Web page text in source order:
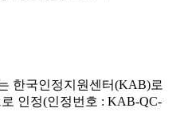
한국인정지원센터(KAB)로
인정(인정번호 : KAB-QC-